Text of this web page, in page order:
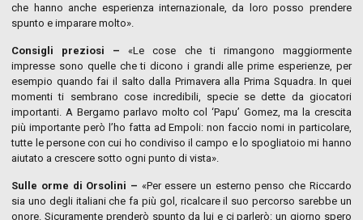
che hanno anche esperienza internazionale, da loro posso prendere
spunto e imparare molto».
Consigli preziosi –«Le cose che ti rimangono maggiormente
impresse sono quelle che ti dicono i grandi alle prime esperienze, per
esempio quando fai il salto dalla Primavera alla Prima Squadra. In quei
momenti ti sembrano cose incredibili, specie se dette da giocatori
importanti. A Bergamo parlavo molto col ‘Papu’ Gomez, ma la crescita
più importante però l’ho fatta ad Empoli: non faccio nomi in particolare,
tutte le persone con cui ho condiviso il campo e lo spogliatoio mi hanno
aiutato a crescere sotto ogni punto di vista».
Sulle orme di Orsolini – «Per essere un esterno penso che Riccardo
sia uno degli italiani che fa più gol, ricalcare il suo percorso sarebbe un
onore. Sicuramente prenderò spunto da lui e ci parlerò: un giorno spero